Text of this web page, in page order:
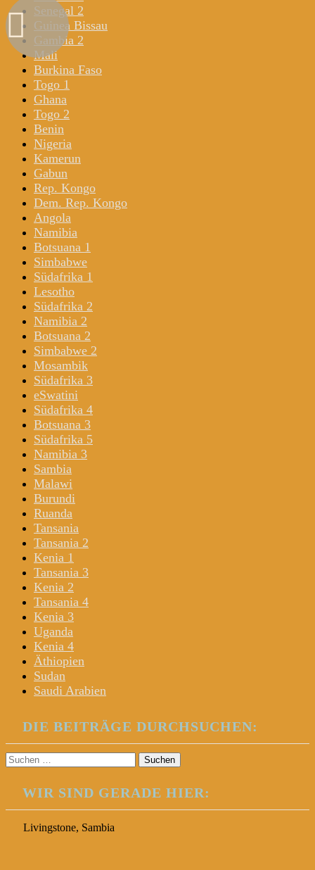
Senegal 2
Guinea Bissau
Gambia 2
Mali
Burkina Faso
Togo 1
Ghana
Togo 2
Benin
Nigeria
Kamerun
Gabun
Rep. Kongo
Dem. Rep. Kongo
Angola
Namibia
Botsuana 1
Simbabwe
Südafrika 1
Lesotho
Südafrika 2
Namibia 2
Botsuana 2
Simbabwe 2
Mosambik
Südafrika 3
eSwatini
Südafrika 4
Botsuana 3
Südafrika 5
Namibia 3
Sambia
Malawi
Burundi
Ruanda
Tansania
Tansania 2
Kenia 1
Tansania 3
Kenia 2
Tansania 4
Kenia 3
Uganda
Kenia 4
Äthiopien
Sudan
Saudi Arabien
DIE BEITRÄGE DURCHSUCHEN:
Suchen
nach:
WIR SIND GERADE HIER:
Livingstone, Sambia